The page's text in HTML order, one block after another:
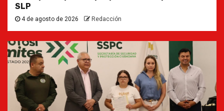
SLP
4 de agosto de 2026 Redacción